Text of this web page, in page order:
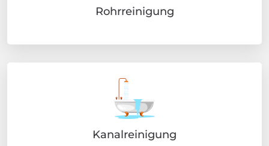
Rohrreinigung
Kanalreinigung